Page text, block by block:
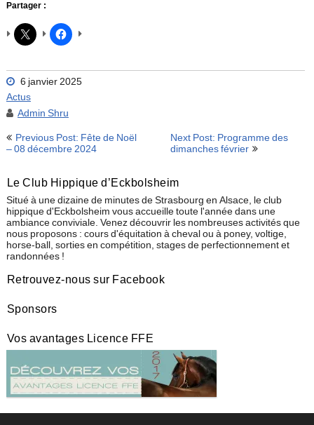
Partager :
6 janvier 2025
Actus
Admin Shru
Navigation
de
Previous Post: Fête de Noël
– 08 décembre 2024
Next Post: Programme des
dimanches février
Le Club Hippique d’Eckbolsheim
Situé à une dizaine de minutes de Strasbourg en Alsace, le club
hippique d'Eckbolsheim vous accueille toute l'année dans une
ambiance conviviale. Venez découvrir les nombreuses activités que
nous proposons : cours d'équitation à cheval ou à poney, voltige,
horse-ball, sorties en compétition, stages de perfectionnement et
randonnées !
Retrouvez-nous sur Facebook
Sponsors
Vos avantages Licence FFE